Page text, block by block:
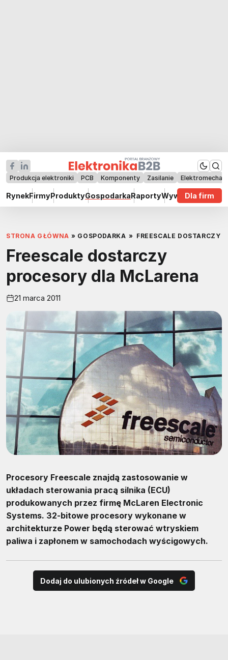
Produkcja elektroniki PCB Komponenty Zasilanie
RynekFirmyProduktyGospodarkaRaportyWywiadyDla firm
STRONA GŁÓWNA » GOSPODARKA » FREESCALE DOSTARCZY
Freescale dostarczy
procesory dla McLarena
21 marca 2011
Procesory Freescale znajdą zastosowanie w
układach sterowania pracą silnika (ECU)
produkowanych przez firmę McLaren Electronic
Systems. 32-bitowe procesory wykonane w
architekturze Power będą sterować wtryskiem
paliwa i zapłonem w samochodach wyścigowych.
Dodaj do ulubionych źródeł w Google